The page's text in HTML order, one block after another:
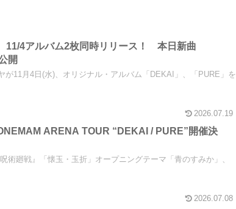
11/4アルバム2枚同時リリース！ 本日新曲
開
が11月4日(水)、オリジナル・アルバム「DEKAI」、「PURE」を
2026.07.19
ARENA TOUR “DEKAI / PURE”開催決
術廻戦』「懐玉・玉折」オープニングテーマ「青のすみか」、
2026.07.08